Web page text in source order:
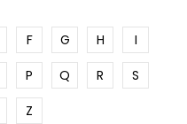
F G H
I
P Q R
S
Z